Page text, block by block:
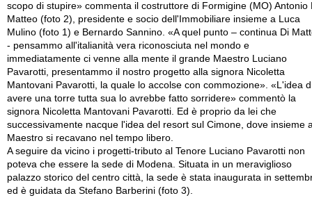
scopo di stupire» commenta il costruttore di Formigine (MO) Antonio
Matteo (foto 2), presidente e socio dell'Immobiliare insieme a Luca
Mulino (foto 1) e Bernardo Sannino. «A quel punto – continua Di
- pensammo all'italianità vera riconosciuta nel mondo e
immediatamente ci venne alla mente il grande Maestro Luciano
Pavarotti, presentammo il nostro progetto alla signora Nicoletta
Mantovani Pavarotti, la quale lo accolse con commozione». «L'idea
avere una torre tutta sua lo avrebbe fatto sorridere» commentò la
signora Nicoletta Mantovani Pavarotti. Ed è proprio da lei che
successivamente nacque l'idea del resort sul Cimone, dove insieme
Maestro si recavano nel tempo libero.
A seguire da vicino i progetti-tributo al Tenore Luciano Pavarotti non
poteva che essere la sede di Modena. Situata in un meraviglioso
palazzo storico del centro città, la sede è stata inaugurata in
ed è guidata da Stefano Barberini (foto 3).